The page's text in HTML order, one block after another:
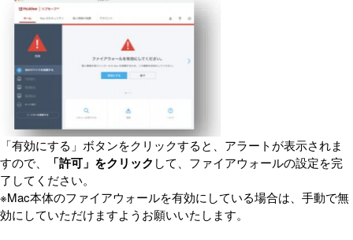
「有効にする」ボタンをクリックすると、アラートが表示されま
すので、
「許可」をクリック して、ファイアウォールの設定を完
了してください。
※Mac本体のファイアウォールを有効にしている場合は、手動で無
効にしていただけますようお願いいたします。